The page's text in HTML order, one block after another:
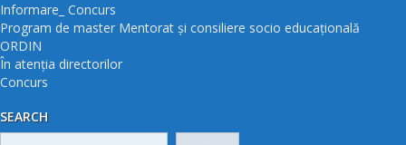
Informare_ Concurs
Program de master Mentorat și consiliere socio educațională
ORDIN
În atenția directorilor
Concurs
SEARCH